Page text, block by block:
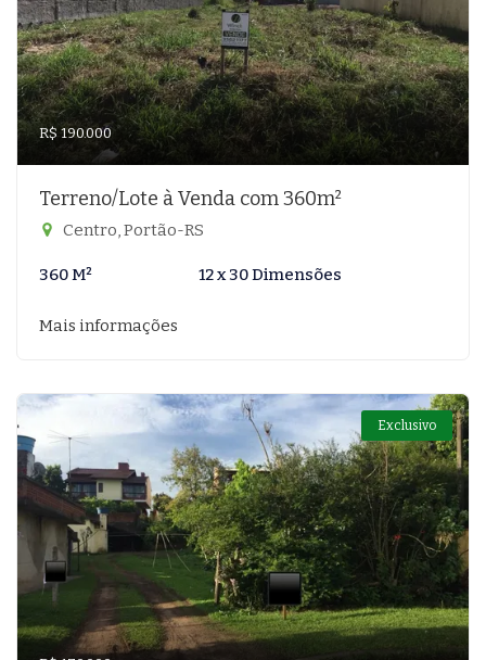
R$ 190.000
Terreno/Lote à Venda com 360m²
Centro, Portão-RS
360 M² 12 x 30 Dimensões
Mais informações
Exclusivo